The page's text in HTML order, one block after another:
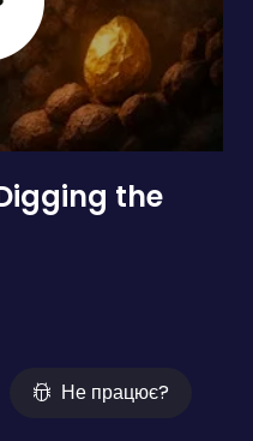
the
Не працює?